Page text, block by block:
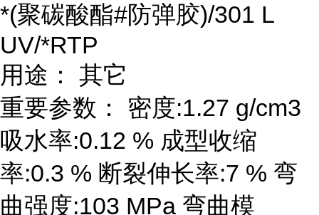
*(聚碳酸酯#防弹胶)/301 L
UV/*RTP
用途： 其它
重要参数： 密度:1.27 g/cm3
吸水率:0.12 % 成型收缩
率:0.3 % 断裂伸长率:7 % 弯
曲强度:103 MPa 弯曲模